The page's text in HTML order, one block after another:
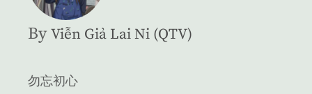
By Viễn Giả Lai Ni (QTV)
勿忘初心